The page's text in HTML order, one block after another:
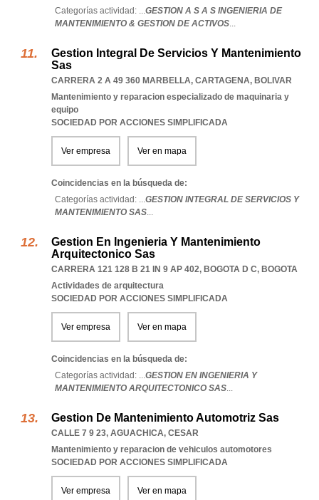
Categorías actividad: ...GESTION A S A S INGENIERIA DE
MANTENIMIENTO & GESTION DE ACTIVOS...
Gestion Integral De Servicios Y Mantenimiento
Sas
CARRERA 2 A 49 360 MARBELLA, CARTAGENA, BOLIVAR
Mantenimiento y reparacion especializado de maquinaria y
equipo
SOCIEDAD POR ACCIONES SIMPLIFICADA
Ver empresa Ver en mapa
Coincidencias en la búsqueda de:
Categorías actividad: ...GESTION INTEGRAL DE SERVICIOS Y
MANTENIMIENTO SAS...
Gestion En Ingenieria Y Mantenimiento
Arquitectonico Sas
CARRERA 121 128 B 21 IN 9 AP 402, BOGOTA D C, BOGOTA
Actividades de arquitectura
SOCIEDAD POR ACCIONES SIMPLIFICADA
Ver empresa Ver en mapa
Coincidencias en la búsqueda de:
Categorías actividad: ...GESTION EN INGENIERIA Y
MANTENIMIENTO ARQUITECTONICO SAS...
Gestion De Mantenimiento Automotriz Sas
CALLE 7 9 23, AGUACHICA, CESAR
Mantenimiento y reparacion de vehiculos automotores
SOCIEDAD POR ACCIONES SIMPLIFICADA
Ver empresa Ver en mapa